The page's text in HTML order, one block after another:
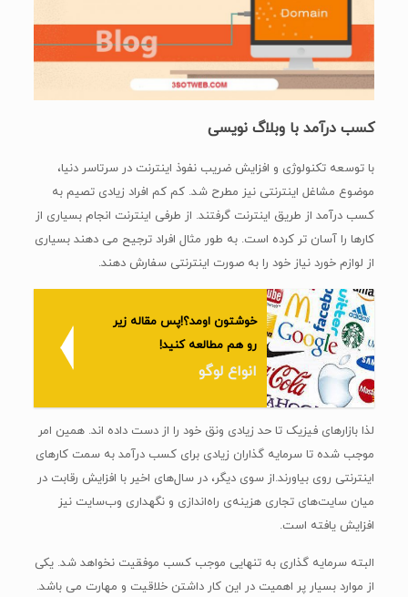
کسب درآمد با وبلاگ نویسی
با توسعه تکنولوژی و افزایش ضریب نفوذ اینترنت در سرتاسر دنیا،
موضوع مشاغل اینترنتی نیز مطرح شد. کم کم افراد زیادی تصیم به
کسب درآمد از طریق اینترنت گرفتند. از طرفی اینترنت انجام بسیاری از
کارها را آسان تر کرده است. به طور مثال افراد ترجیح می دهند بسیاری
از لوازم خورد نیاز خود را به صورت اینترنتی سفارش دهند.
خوشتون اومد؟!پس مقاله زیر
رو هم مطالعه کنید!
انواع لوگو
لذا بازارهای فیزیک تا حد زیادی ونق خود را از دست داده اند. همین امر
موجب شده تا سرمایه گذاران زیادی برای کسب درآمد به سمت کارهای
اینترنتی روی بیاورند.از سوی دیگر، در سال‌های اخیر با افزایش رقابت در
میان سایت‌های تجاری هزینه‌ی راه‌اندازی و نگهداری وب‌سایت نیز
افزایش یافته است.
البته سرمایه گذاری به تنهایی موجب کسب موفقیت نخواهد شد. یکی
از موارد بسیار پر اهمیت در این کار داشتن خلاقیت و مهارت می باشد.